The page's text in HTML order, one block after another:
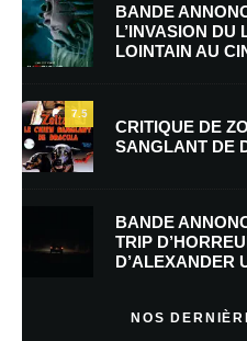
E-mail*
Enregistrer mon nom, mon e-
mon prochain commentaire.
Prévenez-moi de tous les nouveaux
BANDE
L’INVASION DU
LOINTAIN AU
7.5
CRITIQUE DE
SANGLANT DE
BANDE
TRIP
D’ALEXANDER
NOS